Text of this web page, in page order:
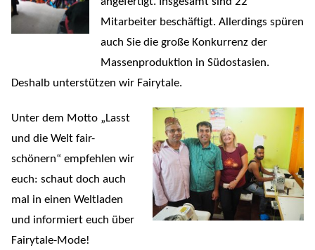
Mitarbeiter beschäftigt. Allerdings spüren
auch Sie die große Konkurrenz der
Massenproduktion in Südostasien.
Deshalb unterstützen wir Fairytale.
Unter dem Motto „Lasst
und die Welt fair-
schönern“ empfehlen wir
euch: schaut doch auch
mal in einen Weltladen
und informiert euch über
Fairytale-Mode!